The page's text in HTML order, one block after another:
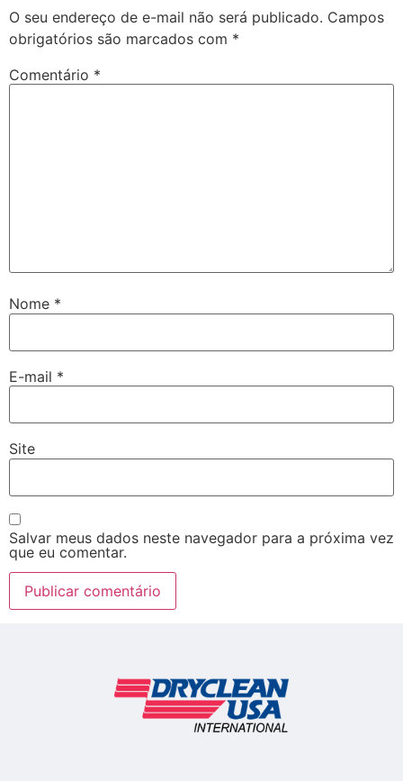
O seu endereço de e-mail não será publicado. Campos
obrigatórios são marcados com *
Comentário *
Nome *
E-mail *
Site
Salvar meus dados neste navegador para a próxima vez
que eu comentar.